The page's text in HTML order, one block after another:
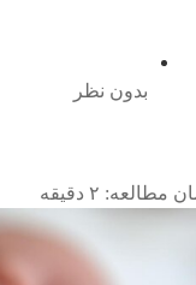
بدون نظر
مطالعه: ۲ دقیقه